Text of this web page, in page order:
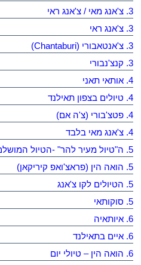
3. צ'אנג מאי / צ'אנג ראי
3. צ'אנג ראי
3. צ'אנטאבורי (Chantaburi)
3. קנצ'נבורי
4. אותאי תאני
4. טיולים בצפון תאילנד
4. פטצ'בורי (צ'ה אם)
4. צ'אנג מאי בלבד
5. ה"טיול מעיר להר" -הטיול המושלם לצפון
5. הואה הין (פראצ'ואפ קיריקאן)
5. הטיולים לקו צ'אנג
5. סוקותאי
6. איותאיה
6. איים בתאילנד
6. הואה הין – טיולי יום